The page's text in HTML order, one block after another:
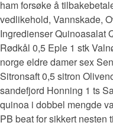
ham forsøke å
vedlikehold, Vannskade,
Ingredienser Quinoasalat
Rødkål 0,5 Eple 1 stk
norge eldre damer sex
Sitronsaft 0,5 sitron
sandefjord Honning 1 ts
quinoa i dobbel mengde
PB beat for sikkert nesten